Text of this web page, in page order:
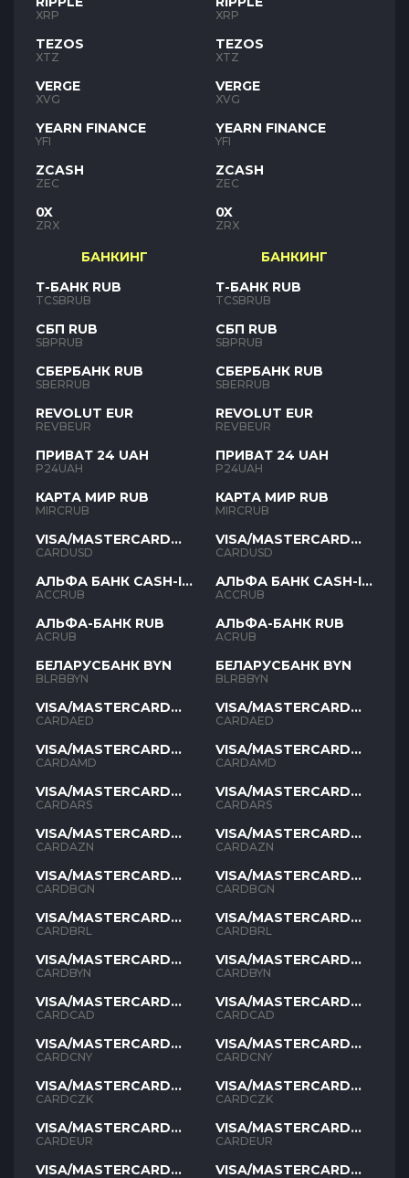
XRP
TEZOS
XTZ
VERGE
XVG
YEARN FINANCE
YFI
ZCASH
ZEC
0X
ZRX
БАНКИНГ
Т-БАНК RUB
TCSBRUB
СБП RUB
SBPRUB
СБЕРБАНК RUB
SBERRUB
REVOLUT EUR
REVBEUR
ПРИВАТ 24 UAH
P24UAH
КАРТА МИР RUB
MIRCRUB
VISA/MASTERCARD
USD
CARDUSD
АЛЬФА БАНК CASH-IN
RUB
ACCRUB
АЛЬФА-БАНК RUB
ACRUB
БЕЛАРУСБАНК BYN
BLRBBYN
VISA/MASTERCARD
AED
CARDAED
VISA/MASTERCARD
AMD
CARDAMD
VISA/MASTERCARD
ARS
CARDARS
VISA/MASTERCARD
AZN
CARDAZN
VISA/MASTERCARD
BGN
CARDBGN
VISA/MASTERCARD
BRL
CARDBRL
VISA/MASTERCARD
BYN
CARDBYN
VISA/MASTERCARD
CAD
CARDCAD
VISA/MASTERCARD
CNY
CARDCNY
VISA/MASTERCARD
CZK
CARDCZK
VISA/MASTERCARD
EUR
CARDEUR
VISA/MASTERCARD
XRP
TEZOS
XTZ
VERGE
XVG
YEARN FINANCE
YFI
ZCASH
ZEC
0X
ZRX
БАНКИНГ
Т-БАНК RUB
TCSBRUB
СБП RUB
SBPRUB
СБЕРБАНК RUB
SBERRUB
REVOLUT EUR
REVBEUR
ПРИВАТ 24 UAH
P24UAH
КАРТА МИР RUB
MIRCRUB
VISA/MASTERCARD
USD
CARDUSD
АЛЬФА БАНК CASH-IN
RUB
ACCRUB
АЛЬФА-БАНК RUB
ACRUB
БЕЛАРУСБАНК BYN
BLRBBYN
VISA/MASTERCARD
AED
CARDAED
VISA/MASTERCARD
AMD
CARDAMD
VISA/MASTERCARD
ARS
CARDARS
VISA/MASTERCARD
AZN
CARDAZN
VISA/MASTERCARD
BGN
CARDBGN
VISA/MASTERCARD
BRL
CARDBRL
VISA/MASTERCARD
BYN
CARDBYN
VISA/MASTERCARD
CAD
CARDCAD
VISA/MASTERCARD
CNY
CARDCNY
VISA/MASTERCARD
CZK
CARDCZK
VISA/MASTERCARD
EUR
CARDEUR
VISA/MASTERCARD